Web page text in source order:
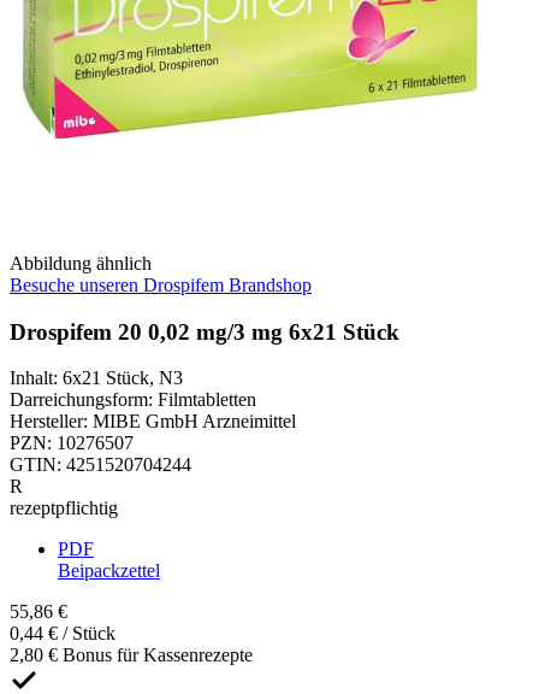
Abbildung ähnlich
Besuche unseren Drospifem Brandshop
Drospifem 20 0,02 mg/3 mg 6x21 Stück
Inhalt: 6x21 Stück, N3
Darreichungsform: Filmtabletten
Hersteller: MIBE GmbH Arzneimittel
PZN: 10276507
GTIN: 4251520704244
R
rezeptpflichtig
PDF
Beipackzettel
55,86 €
0,44 € / Stück
2,80 € Bonus für Kassenrezepte